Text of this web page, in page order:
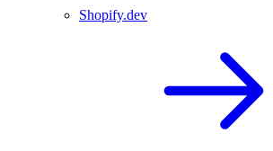
Shopify.dev